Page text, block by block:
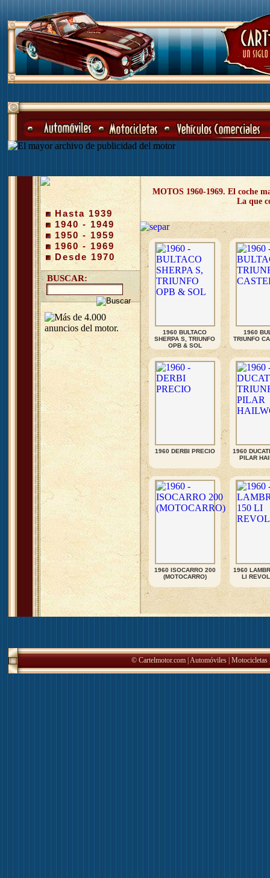
Hasta 1939
1940 - 1949
1950 - 1959
1960 - 1969
Desde 1970
BUSCAR:
MOTOS 1960-1969. El coche
La que
1960 BULTACO
SHERPA S, TRIUNFO
OPB & SOL
1960
TRIUNFO
1960 DERBI PRECIO
1960
PILAR
1960 ISOCARRO 200
(MOTOCARRO)
1960
LI
© Cartelmotor.com | Automóviles Motocicletas